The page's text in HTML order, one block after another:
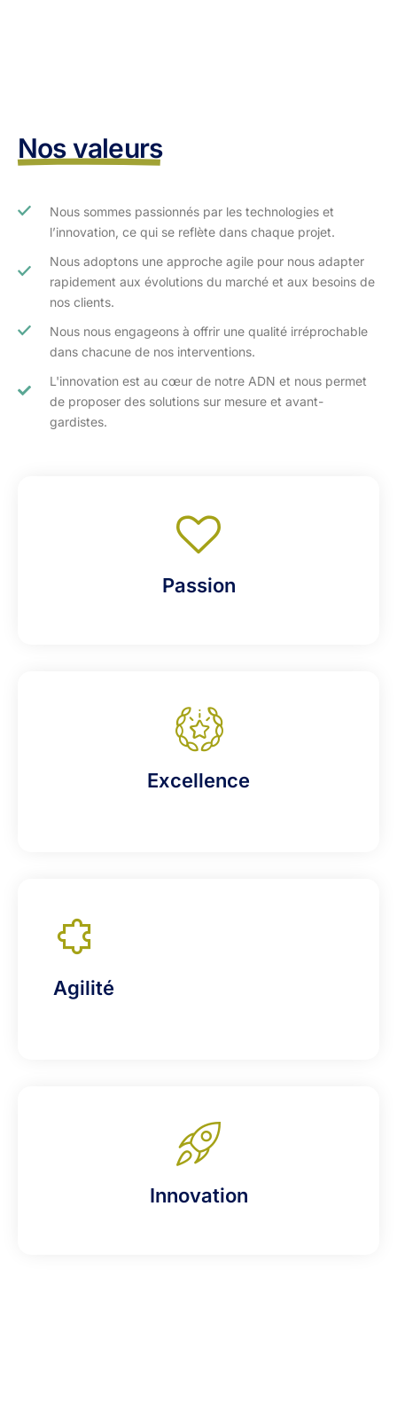
Nos valeurs
Nous sommes passionnés par les technologies et
l’innovation, ce qui se reflète dans chaque projet.
Nous adoptons une approche agile pour nous adapter
rapidement aux évolutions du marché et aux besoins de
nos clients.​
Nous nous engageons à offrir une qualité irréprochable
dans chacune de nos interventions.
L'innovation est au cœur de notre ADN et nous permet
de proposer des solutions sur mesure et avant-
gardistes.
Passion
Excellence
Agilité
Innovation